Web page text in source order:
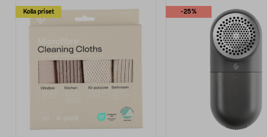
Kolla priset -25%